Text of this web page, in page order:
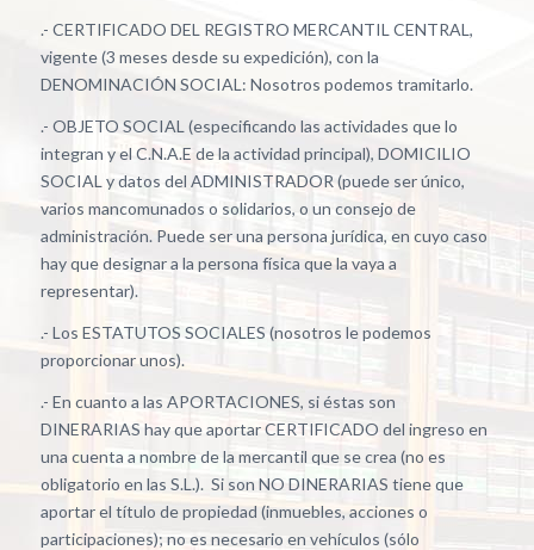
.- CERTIFICADO DEL REGISTRO MERCANTIL CENTRAL,
vigente (3 meses desde su expedición), con la
DENOMINACIÓN SOCIAL: Nosotros podemos tramitarlo.
.- OBJETO SOCIAL (especificando las actividades que lo
integran y el C.N.A.E de la actividad principal), DOMICILIO
SOCIAL y datos del ADMINISTRADOR (puede ser único,
varios mancomunados o solidarios, o un consejo de
administración. Puede ser una persona jurídica, en cuyo caso
hay que designar a la persona física que la vaya a
representar).
.- Los ESTATUTOS SOCIALES (nosotros le podemos
proporcionar unos).
.- En cuanto a las APORTACIONES, si éstas son
DINERARIAS hay que aportar CERTIFICADO del ingreso en
una cuenta a nombre de la mercantil que se crea (no es
obligatorio en las S.L.). Si son NO DINERARIAS tiene que
aportar el título de propiedad (inmuebles, acciones o
participaciones); no es necesario en vehículos (sólo